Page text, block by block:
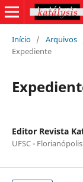
Início / Arquivos
Expediente
Editor Revista
UFSC - Florianópolis